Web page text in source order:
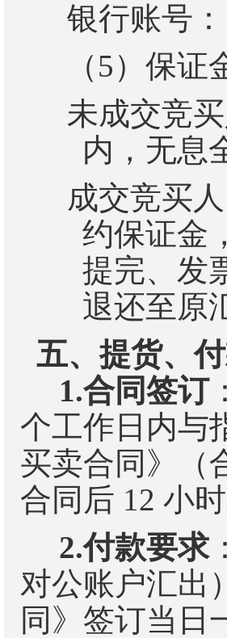
银行账号：
（5） 保证
未成交竞
内，无息
成交竞买
约保证金
提完、发
退还至原
五、提货、
1.合同签订
个工作日内与
买卖合同》（
合同后 12 小
2.付款要求
对公账户汇出
同》签订当日